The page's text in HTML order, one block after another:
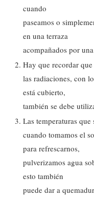
cuando
paseamos o
en una terraza
acompañados por
Hay que recordar
las radiaciones, con
está cubierto,
también se debe
Las temperaturas que
cuando tomamos el
para refrescarnos,
pulverizamos agua
esto también
puede dar a